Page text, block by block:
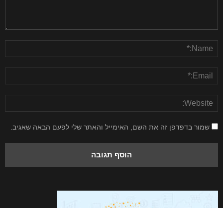
שמור בדפדפן זה את השם, האימייל והאתר שלי לפעם הבאה שאגיב.